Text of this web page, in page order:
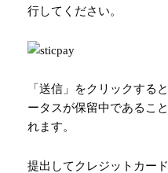
行してください。
「送信」をクリックする
ータスが保留中であるこ
れます。
提出してクレジットカー